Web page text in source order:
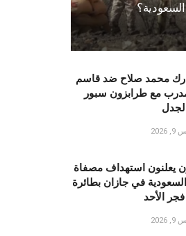
محمد صلاح ضد قاسم
مع طرابزون سبور
يعلنون استهداف مصفاة
السعودية في جازان بطائرة
الأحد